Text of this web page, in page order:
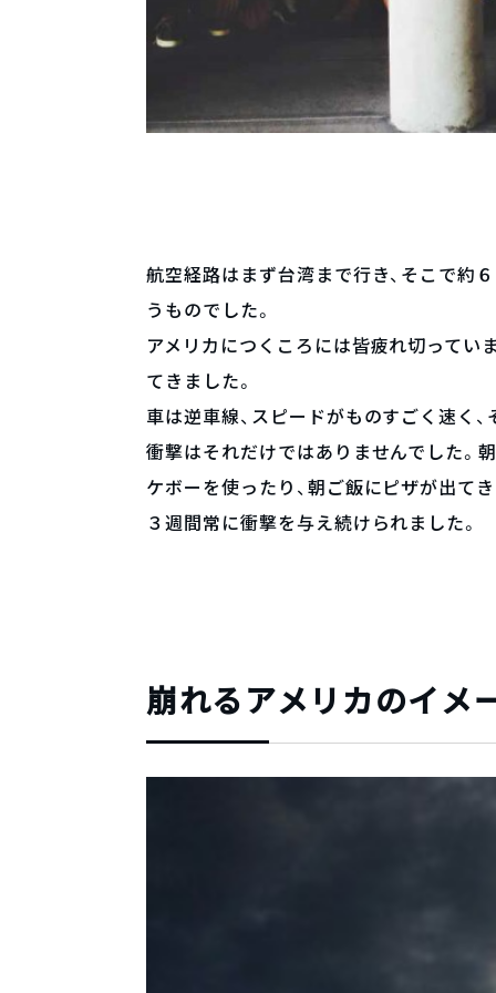
航空経路はまず台湾まで行き、そこで約
うものでした。
アメリカにつくころには皆疲れ切ってい
てきました。
車は逆車線、スピードがものすごく速く
衝撃はそれだけではありませんでした。
ケボーを使ったり、朝ご飯にピザが出て
３週間常に衝撃を与え続けられました。
崩れるアメリカのイメ